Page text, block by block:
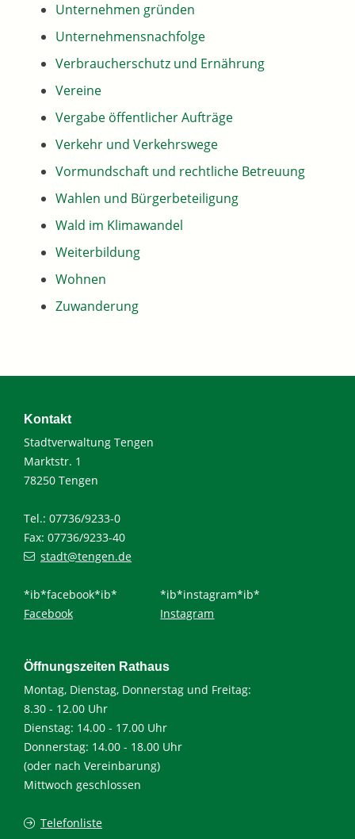
Unternehmen gründen
Unternehmensnachfolge
Verbraucherschutz und Ernährung
Vereine
Vergabe öffentlicher Aufträge
Verkehr und Verkehrswege
Vormundschaft und rechtliche Betreuung
Wahlen und Bürgerbeteiligung
Wald im Klimawandel
Weiterbildung
Wohnen
Zuwanderung
Kontakt
Stadtverwaltung Tengen
Marktstr. 1
78250 Tengen
Tel.: 07736/9233-0
Fax: 07736/9233-40
stadt@tengen.de
*ib*facebook*ib*
Facebook
*ib*instagram*ib*
Instagram
Öffnungszeiten Rathaus
Montag, Dienstag, Donnerstag und Freitag:
8.30 - 12.00 Uhr
Dienstag: 14.00 - 17.00 Uhr
Donnerstag: 14.00 - 18.00 Uhr
(oder nach Vereinbarung)
Mittwoch geschlossen
Telefonliste